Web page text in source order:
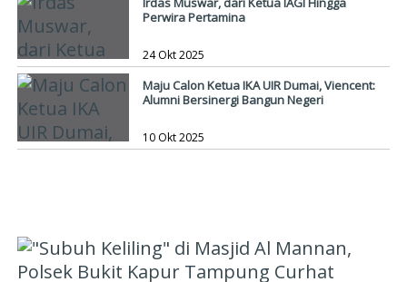
Perwira Pertamina
24 Okt 2025
Maju Calon Ketua IKA UIR Dumai, Viencent:
Alumni Bersinergi Bangun Negeri
10 Okt 2025